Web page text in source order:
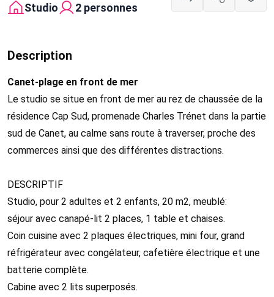
Studio 2 personnes
Description
Canet-plage en front de mer
Le studio se situe en front de mer au rez de chaussée de la
résidence Cap Sud, promenade Charles Trénet dans la partie
sud de Canet, au calme sans route à traverser, proche des
commerces ainsi que des différentes distractions.
DESCRIPTIF
Studio, pour 2 adultes et 2 enfants, 20 m2, meublé:
séjour avec canapé-lit 2 places, 1 table et chaises.
Coin cuisine avec 2 plaques électriques, mini four, grand
réfrigérateur avec congélateur, cafetière électrique et une
batterie complète.
Cabine avec 2 lits superposés.